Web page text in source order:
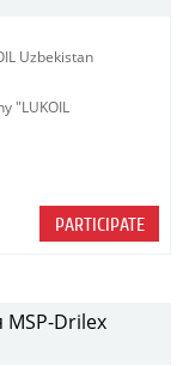
Uzbekistan
"LUKOIL
PARTICIPATE
Drilex